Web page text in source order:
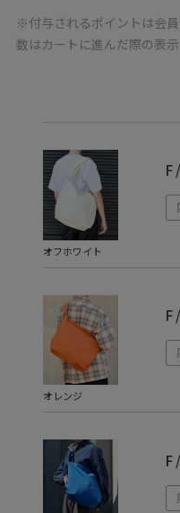
※付与されるポイントは会
数はカートに進んだ際の表
オフホワイト
F
オレンジ
F
F